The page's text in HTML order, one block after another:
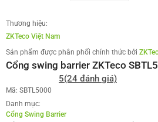
Thương hiệu:
ZKTeco Việt Nam
Sản phẩm được phân phối chính thức bởi
Cổng swing barrier ZKTeco
5(24 đánh giá)
Mã: SBTL5000
Danh mục:
Cổng Swing Barrier